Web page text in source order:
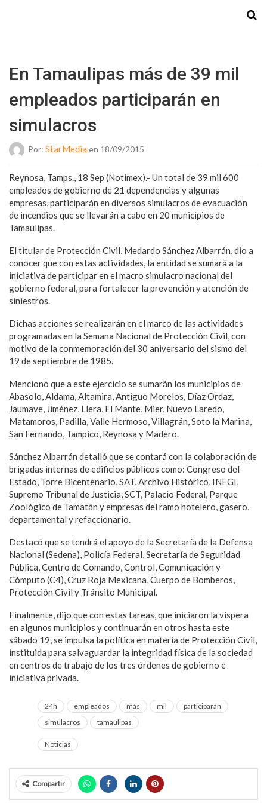
En Tamaulipas más de 39 mil
empleados participarán en
simulacros
Por: StarMedia en 18/09/2015
Reynosa, Tamps., 18 Sep (Notimex).- Un total de 39 mil 600
empleados de gobierno de 21 dependencias y algunas
empresas, participarán en diversos simulacros de evacuación
de incendios que se llevarán a cabo en 20 municipios de
Tamaulipas.
El titular de Protección Civil, Medardo Sánchez Albarrán, dio a
conocer que con estas actividades, la entidad se sumará a la
iniciativa de participar en el macro simulacro nacional del
gobierno federal, para fortalecer la prevención y atención de
siniestros.
Dichas acciones se realizarán en el marco de las actividades
programadas en la Semana Nacional de Protección Civil, con
motivo de la conmemoración del 30 aniversario del sismo del
19 de septiembre de 1985.
Mencionó que a este ejercicio se sumarán los municipios de
Abasolo, Aldama, Altamira, Antiguo Morelos, Díaz Ordaz,
Jaumave, Jiménez, Llera, El Mante, Mier, Nuevo Laredo,
Matamoros, Padilla, Valle Hermoso, Villagrán, Soto la Marina,
San Fernando, Tampico, Reynosa y Madero.
Sánchez Albarrán detalló que se contará con la colaboración de
brigadas internas de edificios públicos como: Congreso del
Estado, Torre Bicentenario, SAT, Archivo Histórico, INEGI,
Supremo Tribunal de Justicia, SCT, Palacio Federal, Parque
Zoológico de Tamatán y empresas del ramo hotelero, gasero,
departamental y refaccionario.
Destacó que se tendrá el apoyo de la Secretaría de la Defensa
Nacional (Sedena), Policía Federal, Secretaría de Seguridad
Pública, Centro de Comando, Control, Comunicación y
Cómputo (C4), Cruz Roja Mexicana, Cuerpo de Bomberos,
Protección Civil y Tránsito Municipal.
Finalmente, dijo que con estas tareas, que iniciaron la víspera
en algunos municipios y continuarán en otros hasta este
sábado 19, se impulsa la política en materia de Protección Civil,
instituida para salvaguardar la integridad física de la sociedad
en centros de trabajo de los tres órdenes de gobierno e
iniciativa privada.
24h empleados más mil
participarán
simulacros
tamaulipas
Noticias
Compartir